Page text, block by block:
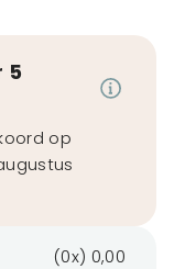
5
op
(0x) 0,00